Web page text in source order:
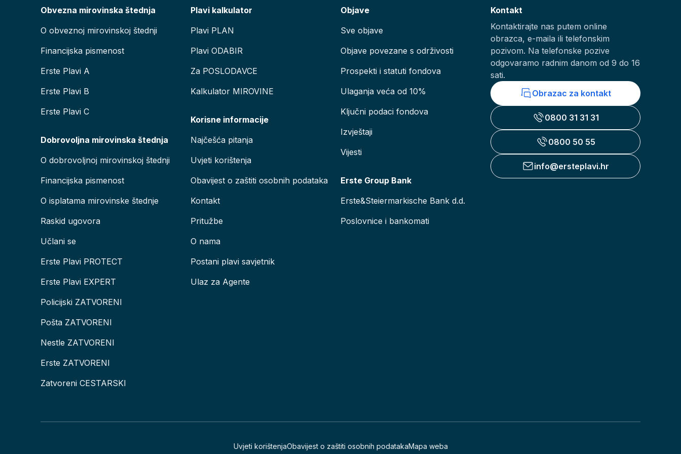
Obvezna mirovinska štednja
O obveznoj mirovinskoj štednji
Financijska pismenost
Erste Plavi A
Erste Plavi B
Erste Plavi C
Dobrovoljna mirovinska štednja
O dobrovoljnoj mirovinskoj štednji
Financijska pismenost
O isplatama mirovinske štednje
Raskid ugovora
Učlani se
Erste Plavi PROTECT
Erste Plavi EXPERT
Policijski ZATVORENI
Pošta ZATVORENI
Nestle ZATVORENI
Erste ZATVORENI
Zatvoreni CESTARSKI
Plavi kalkulator
Plavi PLAN
Plavi ODABIR
Za POSLODAVCE
Kalkulator MIROVINE
Korisne informacije
Najčešća pitanja
Uvjeti korištenja
Obavijest o zaštiti osobnih podataka
Kontakt
Pritužbe
O nama
Postani plavi savjetnik
Ulaz za Agente
Objave
Sve objave
Objave povezane s održivosti
Prospekti i statuti fondova
Ulaganja veća od 10%
Ključni podaci fondova
Izvještaji
Vijesti
Erste Group Bank
Erste&Steiermarkische Bank d.d.
Poslovnice i bankomati
Kontakt
Kontaktirajte nas putem online
obrazca, e-maila ili telefonskim
pozivom. Na telefonske pozive
odgovaramo radnim danom od 9 do 16
sati.
Obrazac za kontakt
0800 31 31 31
0800 50 55
info@ersteplavi.hr
Uvjeti korištenjaObavijest o zaštiti osobnih podatakaMapa weba